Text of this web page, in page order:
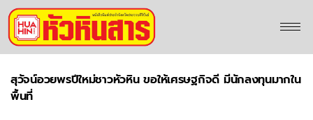
สุวัจน์อวยพรปีใหม่ชาวหัวหิน ขอให้เศรษฐกิจดี มีนักลงทุนมากใน
พื้นที่